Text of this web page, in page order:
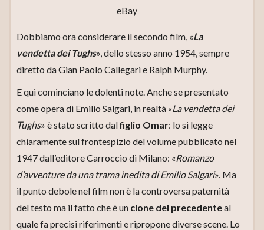
eBay
Dobbiamo ora considerare il secondo film, «La
vendetta dei Tughs», dello stesso anno 1954, sempre
diretto da Gian Paolo Callegari e Ralph Murphy.
E qui cominciano le dolenti note. Anche se presentato
come opera di Emilio Salgari, in realtà «La vendetta dei
Tughs» è stato scritto dalfiglio Omar: lo si legge
chiaramente sul frontespizio del volume pubblicato nel
1947 dall’editore Carroccio di Milano: «Romanzo
d’avventure da una trama inedita di Emilio Salgari». Ma
il punto debole nel film non è la controversa paternità
del testo ma il fatto che è un clone del precedenteal
quale fa precisi riferimenti e ripropone diverse scene. Lo